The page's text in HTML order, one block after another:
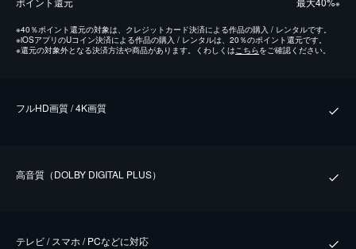
※
※40％ポイント還元の対象は、クレジットカード決済による作品の購入 / レンタルです。
※iOSアプリのUコイン決済による作品の購入 / レンタルは、20％のポイント還元です。
※還元の対象外となる決済方法や商品があります。くわしくはこちらをご確認ください。
フルHD画質 / 4K画質
⾼⾳質（DOLBY DIGITAL PLUS）
テレビ / スマホ / PCなどに対応